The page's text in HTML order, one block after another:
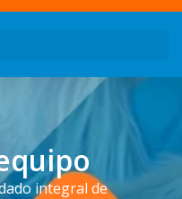
integral de